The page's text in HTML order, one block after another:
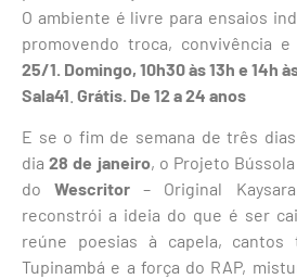
O ambiente é livre para ensaios
promovendo troca, convivência e
25/1. Domingo, 10h30 às 13h e 14h
Sala41 Grátis. De 12 a 24 anos
E se o fim de semana de três
dia28 de janeiro, o Projeto
doWescritor – Original
reconstrói a ideia do que é ser
reúne poesias à capela, cantos
Tupinambá e a força do RAP,